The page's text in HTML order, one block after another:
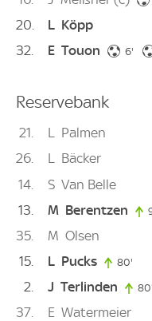
20 L Köpp
32
E Touon 6' 6.
Reservebank
21 L Palmen
26
L Bäcker
14
S Van Belle
13
M Berentzen
35 M Olsen
15
L Pucks 80'
2 J Terlinden 80'
37 E Watermeier